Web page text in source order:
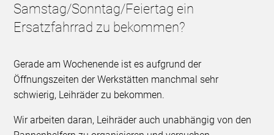
Samstag/Sonntag/Feiertag ein
Ersatzfahrrad zu bekommen?
Gerade am Wochenende ist es aufgrund der
Öffnungszeiten der Werkstätten manchmal sehr
schwierig, Leihräder zu bekommen.
Wir arbeiten daran, Leihräder auch unabhängig von den